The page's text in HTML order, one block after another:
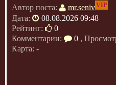
Автор поста:
mr.senivVIP
Дата:
08.08.2026 09:48
Рейтинг:
0
Комментарии:
0 ,
Карта: -